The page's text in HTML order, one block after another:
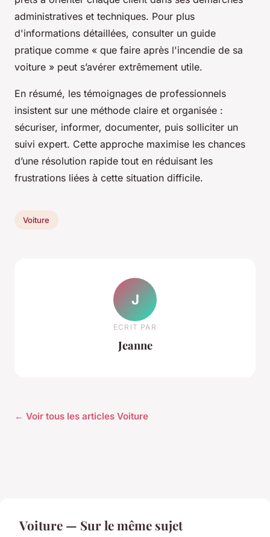
administratives et techniques. Pour plus
d'informations détaillées, consulter un guide
pratique comme « que faire après l'incendie de sa
voiture » peut s’avérer extrêmement utile.
En résumé, les témoignages de professionnels
insistent sur une méthode claire et organisée :
sécuriser, informer, documenter, puis solliciter un
suivi expert. Cette approche maximise les chances
d’une résolution rapide tout en réduisant les
frustrations liées à cette situation difficile.
Voiture
J
ECRIT PAR
Jeanne
← Voir tous les articles Voiture
Voiture — Sur le même sujet